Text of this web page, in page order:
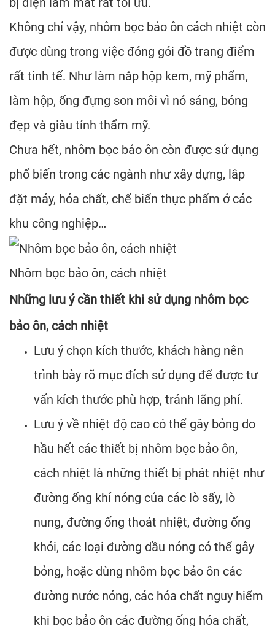
Không chỉ vậy, nhôm bọc bảo ôn cách nhiệt còn
được dùng trong việc đóng gói đồ trang điểm
rất tinh tế. Như làm nắp hộp kem, mỹ phẩm,
làm hộp, ống đựng son môi vì nó sáng, bóng
đẹp và giàu tính thẩm mỹ.
Chưa hết, nhôm bọc bảo ôn còn được sử dụng
phổ biến trong các ngành như xây dựng, lắp
đặt máy, hóa chất, chế biến thực phẩm ở các
khu công nghiệp…
Nhôm bọc bảo ôn, cách nhiệt
Những lưu ý cần thiết khi sử dụng nhôm bọc
bảo ôn, cách nhiệt
Lưu ý chọn kích thước, khách hàng nên
trình bày rõ mục đích sử dụng để được tư
vấn kích thước phù hợp, tránh lãng phí.
Lưu ý về nhiệt độ cao có thể gây bỏng do
hầu hết các thiết bị nhôm bọc bảo ôn,
cách nhiệt là những thiết bị phát nhiệt như
đường ống khí nóng của các lò sấy, lò
nung, đường ống thoát nhiệt, đường ống
khói, các loại đường dầu nóng có thể gây
bỏng, hoặc dùng nhôm bọc bảo ôn các
đường nước nóng, các hóa chất nguy hiểm
khi bọc bảo ôn các đường ống hóa chất,